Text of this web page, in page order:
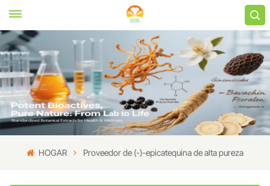
HOGAR Proveedor de (-)-epicatequina de alta pureza